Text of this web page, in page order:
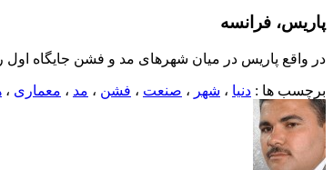
پاریس، فرانسه
در واقع پاریس در میان شهرهای مد و فشن جایگاه اول
برچسب ها : دنیا ، شهر ، صنعت ، فشن ، مد ، معماری ،